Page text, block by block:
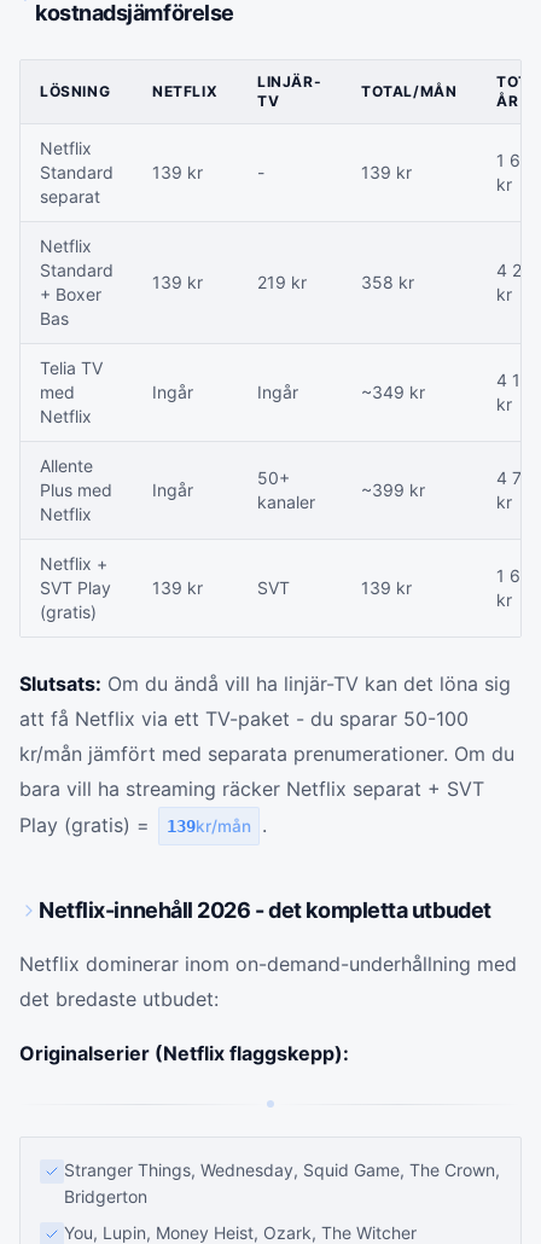
kostnadsjämförelse
LÖSNING NETFLIX
LINJÄR-
TV
TOTAL/MÅN
ÅR
Netflix
Standard
separat
139 kr - 139 kr
1 668
kr
Netflix
Standard
+ Boxer
Bas
139 kr 219 kr 358 kr
4
kr
Telia TV
med
Netflix
Ingår Ingår ~349 kr
4 188
kr
Allente
Plus med
Netflix
Ingår
50+
kanaler
~399 kr
4
kr
Netflix +
SVT Play
(gratis)
139 kr SVT 139 kr
1 668
kr
Slutsats: Om du ändå vill ha linjär-TV kan det löna sig
att få Netflix via ett TV-paket - du sparar 50-100
kr/mån jämfört med separata prenumerationer. Om du
bara vill ha streaming räcker Netflix separat + SVT
Play (gratis) =
139kr/mån .
Netflix-innehåll 2026 - det kompletta utbudet
Netflix dominerar inom on-demand-underhållning med
det bredaste utbudet:
Originalserier (Netflix flaggskepp):
Stranger Things, Wednesday, Squid Game, The Crown,
Bridgerton
You, Lupin, Money Heist, Ozark, The Witcher